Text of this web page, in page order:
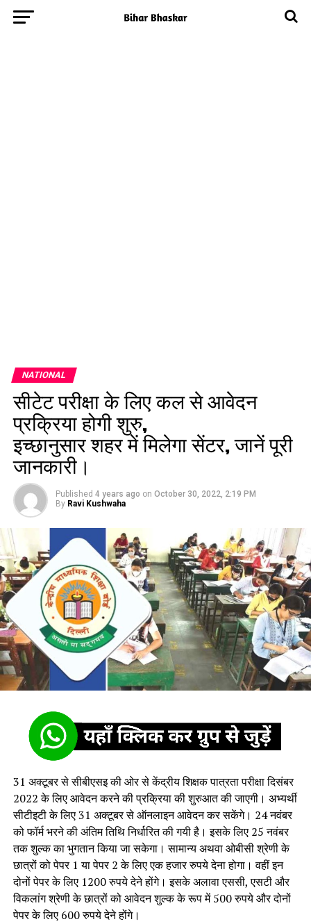
NATIONAL
सीटेट परीक्षा के लिए कल से आवेदन
प्रक्रिया होगी शुरु,
इच्छानुसार शहर में मिलेगा सेंटर, जानें पूरी
जानकारी।
Published 4 years ago on October 30, 2022, 2:19 PM
By Ravi Kushwaha
31 अक्टूबर से सीबीएसइ की ओर से केंद्रीय शिक्षक पात्रता परीक्षा दिसंबर
2022 के लिए आवेदन करने की प्रक्रिया की शुरुआत की जाएगी। अभ्यर्थी
सीटीइटी के लिए 31 अक्टूबर से ऑनलाइन आवेदन कर सकेंगे। 24 नवंबर
को फॉर्म भरने की अंतिम तिथि निर्धारित की गयी है। इसके लिए 25 नवंबर
तक शुल्क का भुगतान किया जा सकेगा। सामान्य अथवा ओबीसी श्रेणी के
छात्रों को पेपर 1 या पेपर 2 के लिए एक हजार रुपये देना होगा। वहीं इन
दोनों पेपर के लिए 1200 रुपये देने होंगे। इसके अलावा एससी, एसटी और
विकलांग श्रेणी के छात्रों को आवेदन शुल्क के रूप में 500 रुपये और दोनों
पेपर के लिए 600 रुपये देने होंगे।